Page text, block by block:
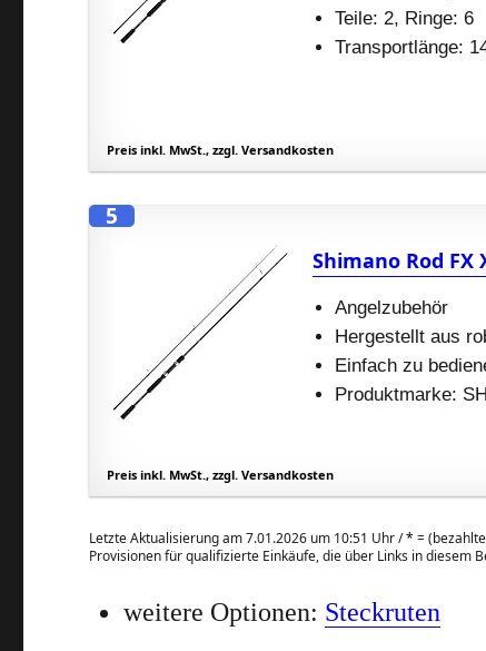
Teile: 2, Ringe: 6
Transportlänge:
Preis inkl. MwSt., zzgl. Versandkosten
5
Shimano Rod FX
Angelzubehör
Hergestellt aus
Einfach zu
Produktmarke:
Preis inkl. MwSt., zzgl. Versandkosten
Letzte Aktualisierung am 7.01.2026 um 10:51 Uhr /* =
Provisionen für qualifizierte Einkäufe, die über Links in diesem
weitere Optionen: Steckruten